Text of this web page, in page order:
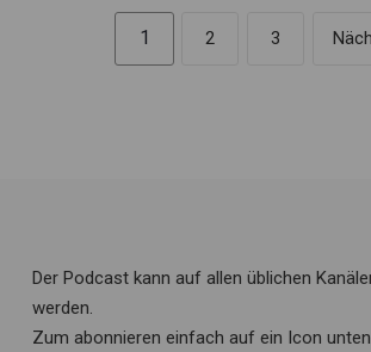
1 2 3
Der Podcast kann auf allen üblichen
werden.
Zum abonnieren einfach auf ein Icon